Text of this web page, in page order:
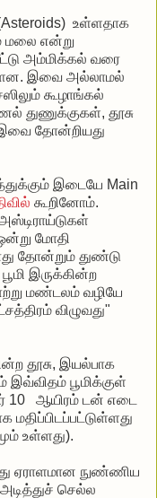
உள்ளதாக
மலை என்று
அம்மிக்கல் வரை
இவை அல்லாமல்
கூழாங்கல்
துணுக்குகள், தூசு
தோன்றியது
இடையே Main
கூறினோம்.
மோதி
தோன்றும் துண்டு
இருக்கின்ற
மண்டலம் வழியே
விழுவது"
தூசு, இயல்பாக
இவ்விதம் பூமிக்குள்
10 ஆயிரம் டன் எடை
மதிப்பிடப்பட்டுள்ளது
உள்ளது).
ஏராளமான நுண்ணிய
செல்ல